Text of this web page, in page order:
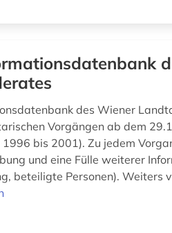
des Wiener
Vorgängen ab dem
bis 2001). Zu jedem
und eine Fülle weiterer
beteiligte Personen). Weiters